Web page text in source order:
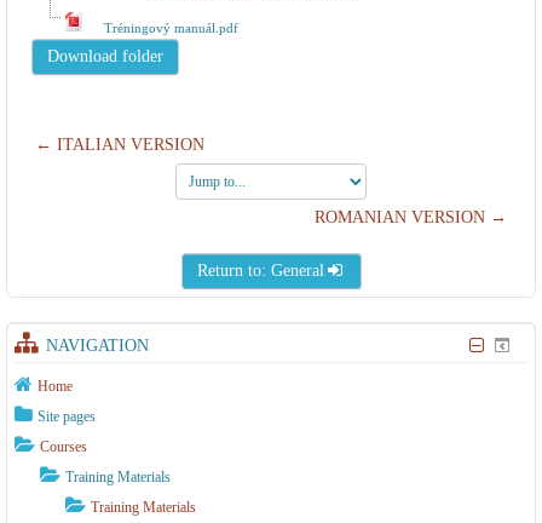
Tréningový manuál.pdf
← ITALIAN VERSION
Jump
to...
ROMANIAN VERSION →
Return to: General
NAVIGATION
Home
Site pages
Courses
Training Materials
Training Materials